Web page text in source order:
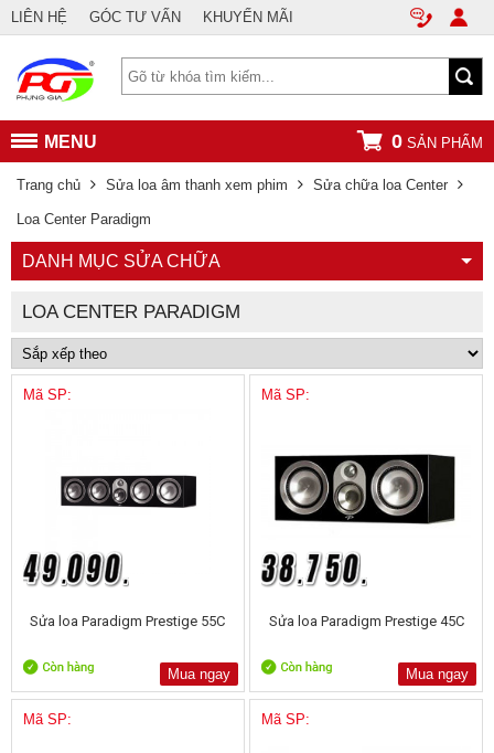
LIÊN HỆ GÓC TƯ VẤN KHUYẾN MÃI
MENU 0 SẢN PHẨM
Trang chủ Sửa loa âm thanh xem phim Sửa chữa loa Center
Loa Center Paradigm
DANH MỤC SỬA CHỮA
LOA CENTER PARADIGM
Mã SP:
Sửa loa Paradigm Prestige 55C
Mua ngay
Mã SP:
Sửa loa Paradigm Prestige 45C
Mua ngay
Mã SP: Mã SP: